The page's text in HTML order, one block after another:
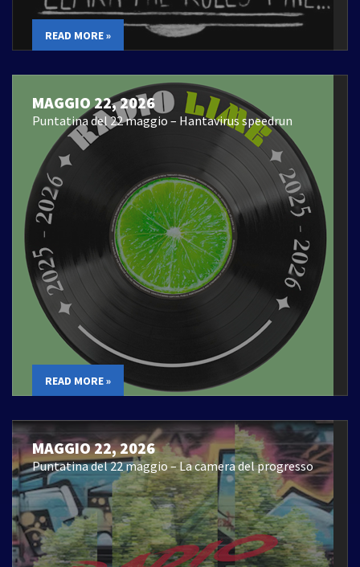
READ MORE »
MAGGIO 22, 2026
Puntatina del 22 maggio – Hantavirus speedrun
READ MORE »
MAGGIO 22, 2026
Puntatina del 22 maggio – La camera del progresso